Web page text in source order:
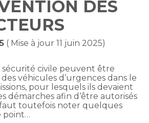
DES
( Mise à jour 11 juin 2025)
sécurité civile peuvent être
véhicules d’urgences dans le
pour lesquels ils devaient
démarches afin d‘être autorisés
toutefois noter quelques
point…